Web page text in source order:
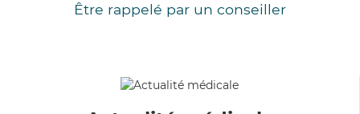
Être rappelé par un conseiller